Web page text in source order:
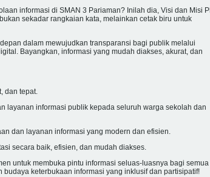
informasi di SMAN 3 Pariaman? Inilah dia, Visi dan Misi
sekadar rangkaian kata, melainkan cetak biru untuk
dalam mewujudkan transparansi bagi publik melalui
Bayangkan, informasi yang mudah diakses, akurat, dan
dan tepat.
layanan informasi publik kepada seluruh warga sekolah dan
dan layanan informasi yang modern dan efisien.
secara baik, efisien, dan mudah diakses.
untuk membuka pintu informasi seluas-luasnya bagi
keterbukaan informasi yang inklusif dan partisipatif!